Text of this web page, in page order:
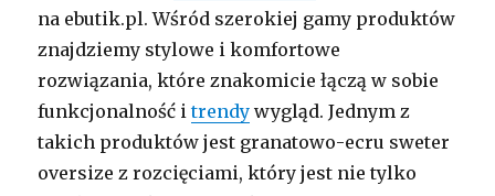
na ebutik.pl. Wśród szerokiej gamy produktów
znajdziemy stylowe i komfortowe
rozwiązania, które znakomicie łączą w sobie
funkcjonalność itrendy wygląd. Jednym z
takich produktów jest granatowo-ecru sweter
oversize z rozcięciami, który jest nie tylko